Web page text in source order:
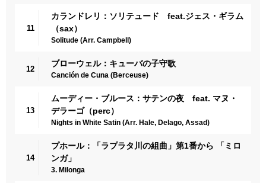
11
カランドレリ：ソリテュード feat.ジェス・ギラム
（sax）
Solitude (Arr. Campbell)
12
ブローウェル：キューバの子守歌
Canción de Cuna (Berceuse)
13
ムーディー・ブルース：サテンの夜 feat. マヌ・
デラーゴ（perc）
Nights in White Satin (Arr. Hale, Delago, Assad)
14
プホール：「ラプラタ川の組曲」第1番から 「ミロ
ンガ」
3. Milonga